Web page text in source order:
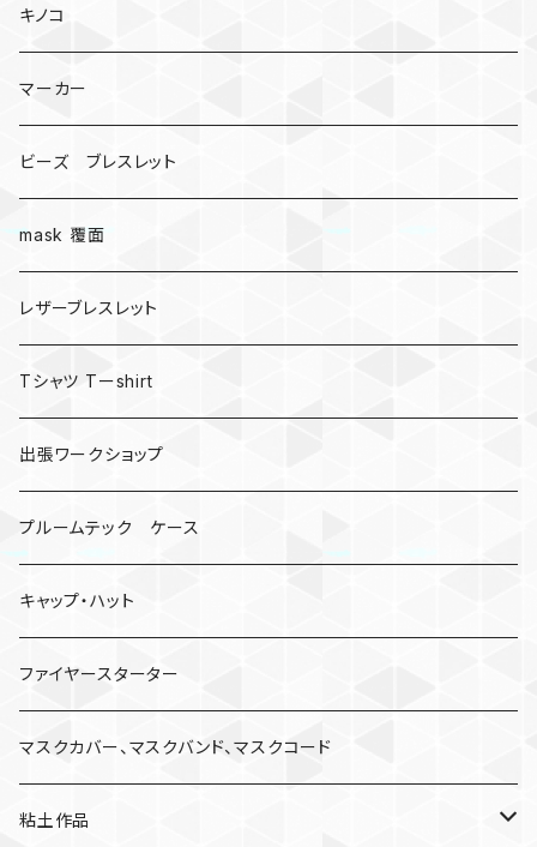
キノコ
マーカー
ビーズ ブレスレット
mask 覆面
レザーブレスレット
Tシャツ Tーshirt
出張ワークショップ
プルームテック ケース
キャップ・ハット
ファイヤースターター
マスクカバー、マスクバンド、マスクコード
粘土作品